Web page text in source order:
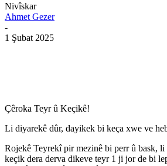
Nivîskar
Ahmet Gezer
-
1 Şubat 2025
Çêroka Teyr û Keçikê!
Li diyarekê dûr, dayikek bi keça xwe ve
Rojekê Teyrekî pir mezinê bi perr û bask,
keçik dera derva dikeve teyr 1 ji jor de bi